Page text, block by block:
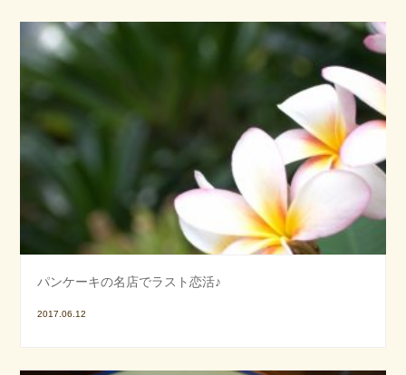
パンケーキの名店でラスト恋活♪
2017.06.12